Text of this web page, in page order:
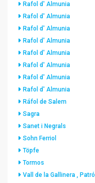
Rafol d' Almunia
Rafol d' Almunia
Rafol d' Almunia
Rafol d' Almunia
Rafol d' Almunia
Rafol d' Almunia
Rafol d' Almunia
Rafol d' Almunia
Ráfol de Salem
Sagra
Sanet i Negrals
Sohn Ferriol
Töpfe
Tormos
Vall de la Gallinera , Patró